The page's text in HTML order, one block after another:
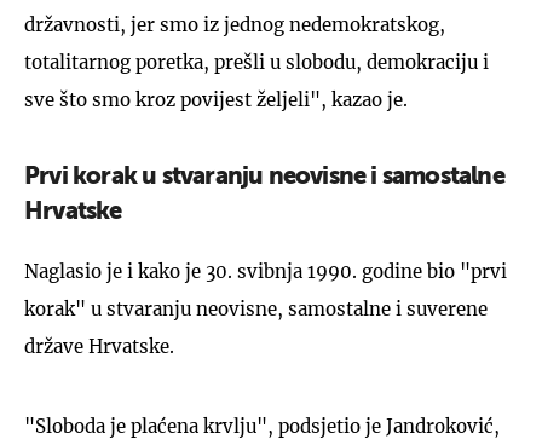
državnosti, jer smo iz jednog nedemokratskog,
totalitarnog poretka, prešli u slobodu, demokraciju i
sve što smo kroz povijest željeli", kazao je.
Prvi korak u stvaranju neovisne i samostalne
Hrvatske
Naglasio je i kako je 30. svibnja 1990. godine bio "prvi
korak" u stvaranju neovisne, samostalne i suverene
države Hrvatske.
"Sloboda je plaćena krvlju", podsjetio je Jandroković,